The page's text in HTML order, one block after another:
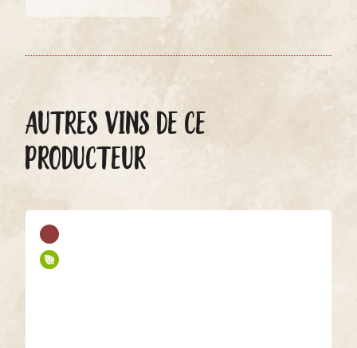
AUTRES VINS DE CE
PRODUCTEUR